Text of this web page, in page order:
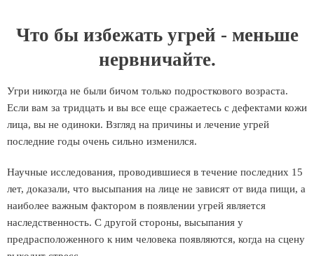
Что бы избежать угрей - меньше
нервничайте.
Угри никогда не были бичом только подросткового возраста.
Если вам за тридцать и вы все еще сражаетесь с дефектами кожи
лица, вы не одиноки. Взгляд на причины и лечение угрей
последние годы очень сильно изменился.
Научные исследования, проводившиеся в течение последних 15
лет, доказали, что высыпания на лице не зависят от вида пищи, а
наиболее важным фактором в появлении угрей является
наследственность. С другой стороны, высыпания у
предрасположенного к ним человека появляются, когда на сцену